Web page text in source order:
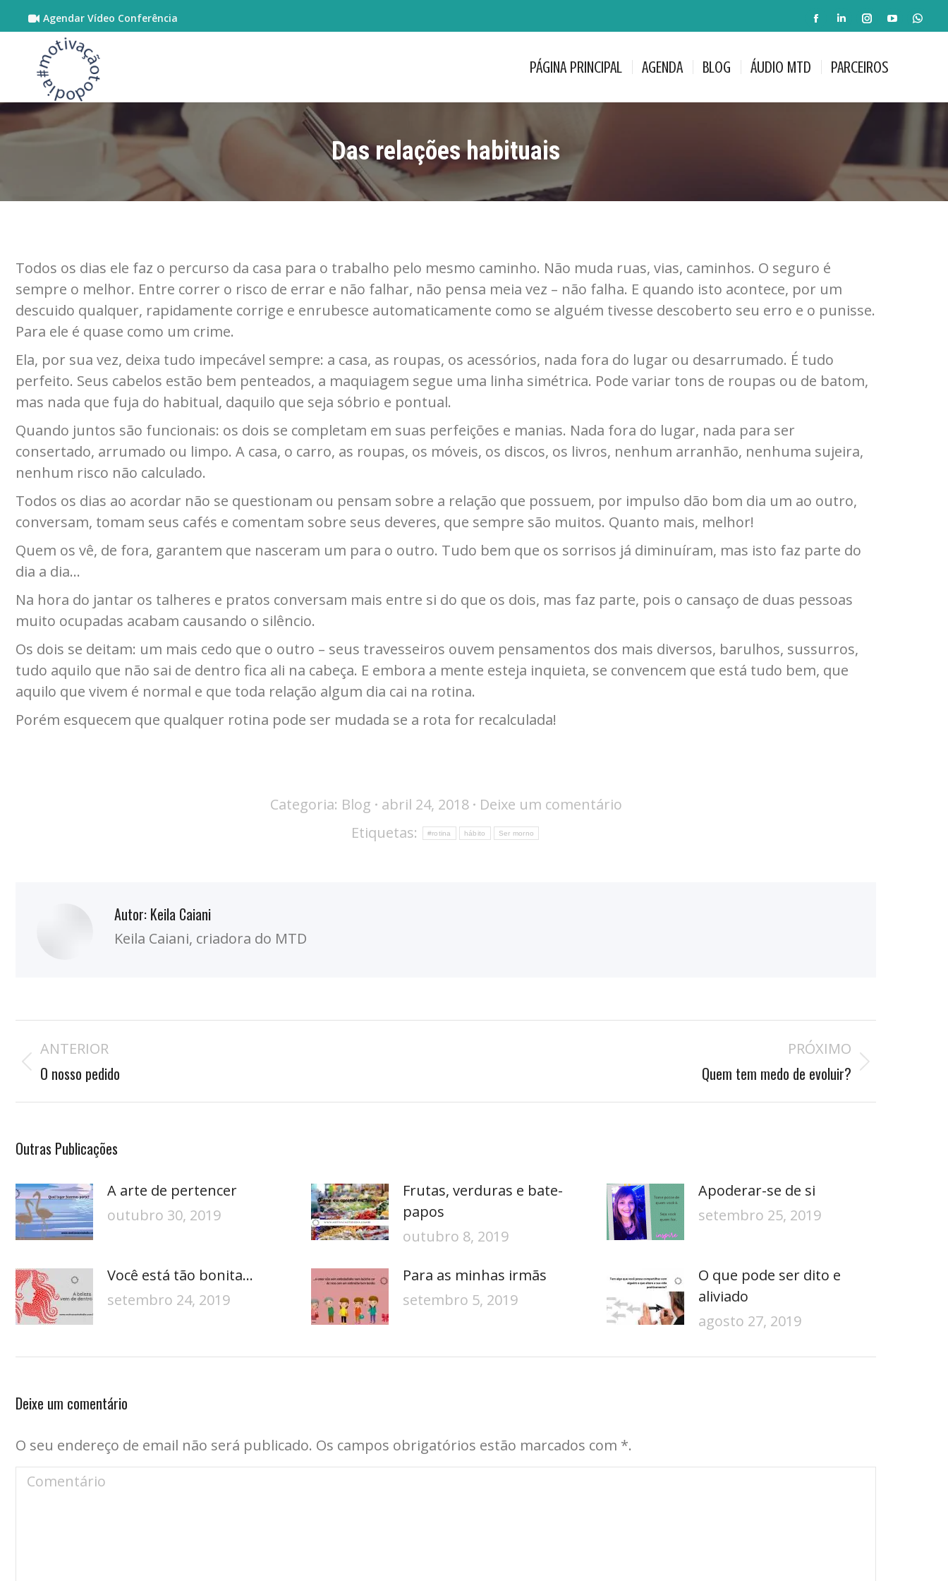
Agendar Vídeo Conferência
A
Facebook
janela
A
LinkedIn
numa
nova
janela
A
Instagram
numa
A
A
PÁGINA PRINCIPAL AGENDA BLOG ÁUDIO MTD PARCEIROS
Das relações habituais
Todos os dias ele faz o percurso da casa para o trabalho pelo mesmo caminho. Não muda ruas, vias, caminhos. O seguro é
sempre o melhor. Entre correr o risco de errar e não falhar, não pensa meia vez – não falha. E quando isto acontece, por um
descuido qualquer, rapidamente corrige e enrubesce automaticamente como se alguém tivesse descoberto seu erro e o punisse.
Para ele é quase como um crime.
Ela, por sua vez, deixa tudo impecável sempre: a casa, as roupas, os acessórios, nada fora do lugar ou desarrumado. É tudo
perfeito. Seus cabelos estão bem penteados, a maquiagem segue uma linha simétrica. Pode variar tons de roupas ou de batom,
mas nada que fuja do habitual, daquilo que seja sóbrio e pontual.
Quando juntos são funcionais: os dois se completam em suas perfeições e manias. Nada fora do lugar, nada para ser
consertado, arrumado ou limpo. A casa, o carro, as roupas, os móveis, os discos, os livros, nenhum arranhão, nenhuma sujeira,
nenhum risco não calculado.
Todos os dias ao acordar não se questionam ou pensam sobre a relação que possuem, por impulso dão bom dia um ao outro,
conversam, tomam seus cafés e comentam sobre seus deveres, que sempre são muitos. Quanto mais, melhor!
Quem os vê, de fora, garantem que nasceram um para o outro. Tudo bem que os sorrisos já diminuíram, mas isto faz parte do
dia a dia…
Na hora do jantar os talheres e pratos conversam mais entre si do que os dois, mas faz parte, pois o cansaço de duas pessoas
muito ocupadas acabam causando o silêncio.
Os dois se deitam: um mais cedo que o outro – seus travesseiros ouvem pensamentos dos mais diversos, barulhos, sussurros,
tudo aquilo que não sai de dentro fica ali na cabeça. E embora a mente esteja inquieta, se convencem que está tudo bem, que
aquilo que vivem é normal e que toda relação algum dia cai na rotina.
Porém esquecem que qualquer rotina pode ser mudada se a rota for recalculada!
Categoria: Blog abril 24, 2018
Deixe um comentário
Etiquetas:
#rotina hábito Ser morno
Autor: Keila Caiani
Keila Caiani, criadora do MTD
de
postagens
ANTERIOR
Publicação
O nosso pedido
PRÓXIMO
Quem tem medo de evoluir?
Outras Publicações
A arte de pertencer
outubro 30, 2019
Frutas, verduras e bate-
papos
outubro 8, 2019
Apoderar-se de si
setembro 25, 2019
Você está tão bonita…
setembro 24, 2019
Para as minhas irmãs
setembro 5, 2019
O que pode ser dito e
aliviado
agosto 27, 2019
Deixe um comentário
O seu endereço de email não será publicado. Os campos obrigatórios estão marcados com *.
Comentário
PARCEIROS